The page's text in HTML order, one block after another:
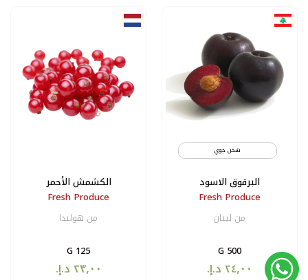
شحن جوي
البرقوق الاسود
Fresh Produce
من لبنان
500 G
الكشمش الأحمر
Fresh Produce
من هولندا
125 G